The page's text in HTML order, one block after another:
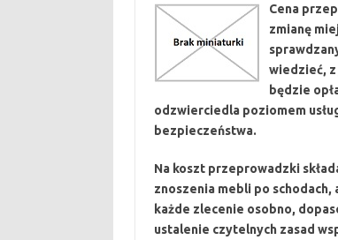
Cena
zmianę
wiedzieć,
będzie
odzwierciedla poziomem
bezpieczeństwa.
Na koszt przeprowadzki
znoszenia mebli po
każde zlecenie osobno,
ustalenie czytelnych zasad